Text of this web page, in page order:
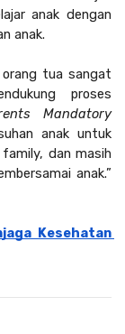
anak dengan
anak.
orang tua sangat
proses
Mandatory
anak untuk
dan masih
anak.”
Kesehatan